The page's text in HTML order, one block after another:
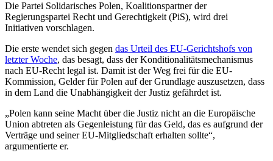
Die Partei Solidarisches Polen, Koalitionspartner der
Regierungspartei Recht und Gerechtigkeit (PiS), wird drei
Initiativen vorschlagen.
Die erste wendet sich gegen das Urteil des EU-Gerichtshofs von
letzter Woche, das besagt, dass der Konditionalitätsmechanismus
nach EU-Recht legal ist. Damit ist der Weg frei für die EU-
Kommission, Gelder für Polen auf der Grundlage auszusetzen, dass
in dem Land die Unabhängigkeit der Justiz gefährdet ist.
„Polen kann seine Macht über die Justiz nicht an die Europäische
Union abtreten als Gegenleistung für das Geld, das es aufgrund der
Verträge und seiner EU-Mitgliedschaft erhalten sollte“,
argumentierte er.